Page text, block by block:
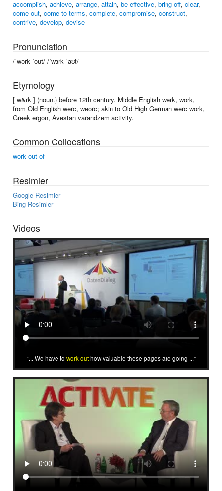
accomplish, achieve, arrange, attain, be effective, bring off, clear,
come out, come to terms, complete, compromise, construct,
contrive, develop, devise
Pronunciation
/ˈwərk ˈout/ /ˈwɜrk ˈaʊt/
Etymology
[ w&rk ] (noun.) before 12th century. Middle English werk, work,
from Old English werc, weorc; akin to Old High German werc work,
Greek ergon, Avestan varandzem activity.
Common Collocations
work out of
Resimler
Google Resimler
Bing Resimler
Videos
... We have to work outhow valuable these pages are going ...